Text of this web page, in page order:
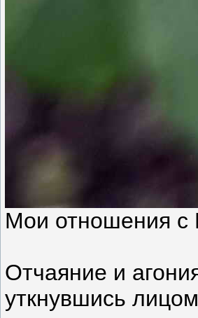
Мои отношения с
Отчаяние и
уткнувшись